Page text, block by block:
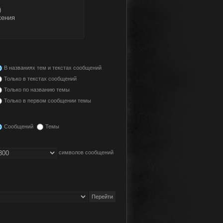
В названиях тем и текстах сообщений
Только в текстах сообщений
Только по названию темы
Только в первом сообщении темы
Сообщений Темы
символов сообщений